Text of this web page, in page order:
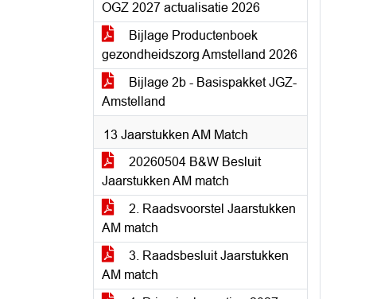
OGZ 2027 actualisatie 2026
Bijlage Productenboek
gezondheidszorg Amstelland 2026
Bijlage 2b - Basispakket JGZ-
Amstelland
13 Jaarstukken AM Match
20260504 B&W Besluit
Jaarstukken AM match
2. Raadsvoorstel Jaarstukken
AM match
3. Raadsbesluit Jaarstukken
AM match